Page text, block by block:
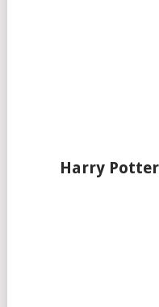
Harry Potter